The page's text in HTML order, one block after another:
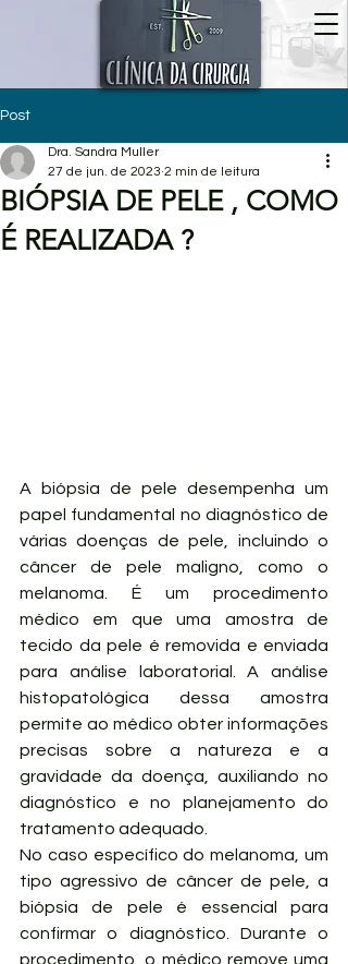
Post
BIÓPSIA DE PELE , COMO
É REALIZADA ?
Dra. Sandra Muller
27 de jun. de 2023 2 min de leitura
A biópsia de pele desempenha um
papel fundamental no diagnóstico de
várias doenças de pele, incluindo o
câncer de pele maligno, como o
melanoma. É um procedimento
médico em que uma amostra de
tecido da pele é removida e enviada
para análise laboratorial. A análise
histopatológica dessa amostra
permite ao médico obter informações
precisas sobre a natureza e a
gravidade da doença, auxiliando no
diagnóstico e no planejamento do
tratamento adequado.
No caso específico do melanoma, um
tipo agressivo de câncer de pele, a
biópsia de pele é essencial para
confirmar o diagnóstico. Durante o
procedimento, o médico remove uma